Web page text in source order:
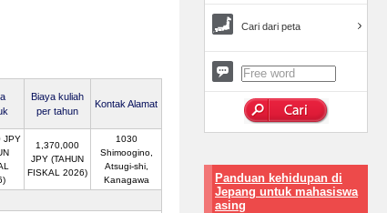
Biaya kuliah
per tahun
Kontak Alamat
JPY
1,370,000
JPY (TAHUN
FISKAL 2026)
1030
Shimoogino,
Atsugi-shi,
Kanagawa
Cari dari peta
Panduan kehidupan di
Jepang untuk mahasiswa
asing